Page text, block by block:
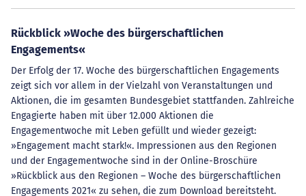
Rückblick »Woche des bürgerschaftlichen
Engagements«
Der Erfolg der 17. Woche des bürgerschaftlichen Engagements
zeigt sich vor allem in der Vielzahl von Veranstaltungen und
Aktionen, die im gesamten Bundesgebiet stattfanden. Zahlreiche
Engagierte haben mit über 12.000 Aktionen die
Engagementwoche mit Leben gefüllt und wieder gezeigt:
»Engagement macht stark!«. Impressionen aus den Regionen
und der Engagementwoche sind in der Online-Broschüre
»Rückblick aus den Regionen – Woche des bürgerschaftlichen
Engagements 2021« zu sehen, die zum Download bereitsteht.